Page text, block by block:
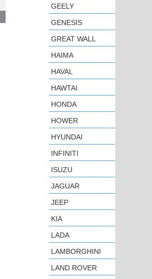
GEELY
GENESIS
GREAT WALL
HAIMA
HAVAL
HAWTAI
HONDA
HOWER
HYUNDAI
INFINITI
ISUZU
JAGUAR
JEEP
KIA
LADA
LAMBORGHINI
LAND ROVER